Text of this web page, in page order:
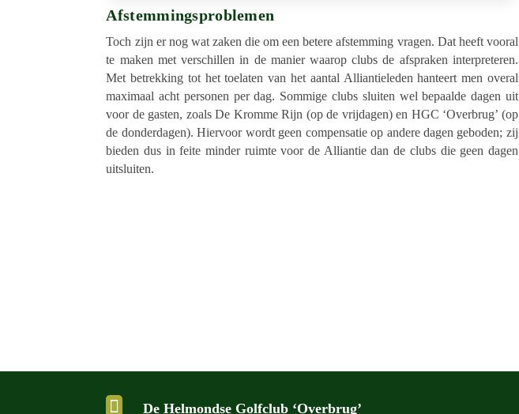
Afstemmingsproblemen
Toch zijn er nog wat zaken die om een betere afstem­ming vragen. Dat heeft vooral
te maken met verschil­len in de manier waarop clubs de afspra­ken inter­pre­te­ren.
Met betrek­king tot het toela­ten van het aantal Alli­an­tie­le­den hanteert men overal
maxi­maal acht perso­nen per dag. Sommige clubs sluiten wel bepaalde dagen uit
voor de gasten, zoals De Kromme Rijn (op de vrij­da­gen) en HGC ‘Overbrug’ (op
de donder­da­gen). Hier­voor wordt geen compen­sa­tie op andere dagen geboden; zij
bieden dus in feite minder ruimte voor de Alli­an­tie dan de clubs die geen dagen
uitsluiten.
 De Helmondse Golfclub ‘Overbrug’